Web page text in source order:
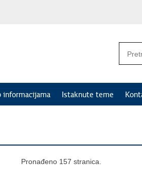
informacijama Istaknute teme
Pronađeno 157 stranica.